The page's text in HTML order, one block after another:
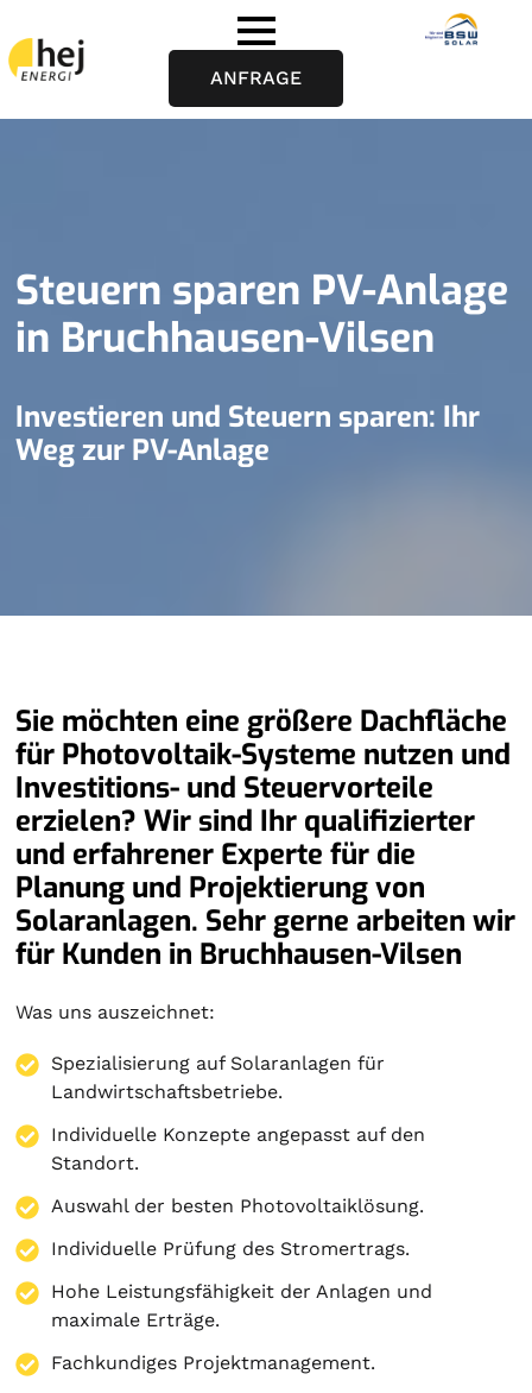
ANFRAGE
Steuern sparen PV-Anlage
in Bruchhausen-Vilsen
Investieren und Steuern sparen: Ihr
Weg zur PV-Anlage
Sie möchten eine größere Dachfläche
für Photovoltaik-Systeme nutzen und
Investitions- und Steuervorteile
erzielen? Wir sind Ihr qualifizierter
und erfahrener Experte für die
Planung und Projektierung von
Solaranlagen. Sehr gerne arbeiten wir
für Kunden in Bruchhausen-Vilsen
Was uns auszeichnet:
Spezialisierung auf Solaranlagen für
Landwirtschaftsbetriebe.
Individuelle Konzepte angepasst auf den
Standort.
Auswahl der besten Photovoltaiklösung.
Individuelle Prüfung des Stromertrags.
Hohe Leistungsfähigkeit der Anlagen und
maximale Erträge.
Fachkundiges Projektmanagement.